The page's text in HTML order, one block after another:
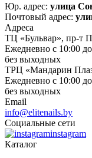
Юр. адрес: улица
Почтовый адрес:
Адреса
ТЦ «Бульвар», пр-т
Ежедневно с 10:00
без выходных
ТРЦ «Мандарин
Ежедневно с 10:00
без выходных
Email
info@elitenails.by
Социальные сети
instagram
Каталог